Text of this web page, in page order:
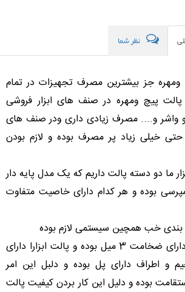
نظر شما
جز بیشترین مصرف تجهیزات در تمام
پیچ ومهره در صنف های ابزار فروشی
و واشر و.... مصرف زیادی داری ودر صنف های
حتی خیلی زیاد پر مصرف بوده و لازم بودن
ما دو دسته پالت داریم که یک مدل پایه دار
بوده و هر کدام دارای خاصیت متفاوت
خب همچین سیستمی لازم بوده
این مدل قفسه دارای ضخامت 3 میل بوده و پالت ابزارا دارای
و اطراف دارای پل بوده و دلبل این امر
بوده و دلیل این کار بردن کیفیت پالت